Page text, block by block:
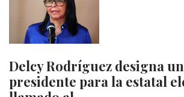
Delcy Rodríguez designa
presidente para la estatal